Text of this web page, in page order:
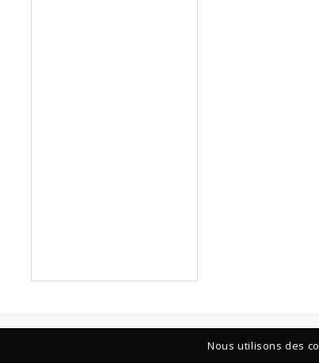
Nous utilisons des